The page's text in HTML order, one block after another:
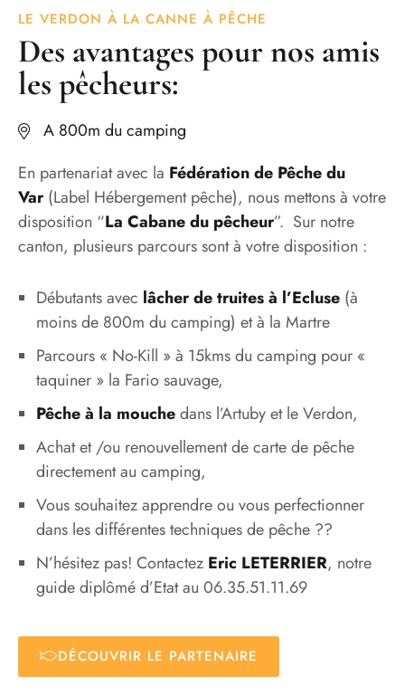
LE VERDON À LA CANNE À PÊCHE
Des avantages pour nos amis
les pêcheurs:
A 800m du camping
En partenariat avec la Fédération de Pêche du
Var(Label Hébergement pêche), nous mettons à votre
disposition “La Cabane du pêcheur”. Sur notre
canton, plusieurs parcours sont à votre disposition :
Débutants avec lâcher de truites à l’Ecluse(à
moins de 800m du camping) et à la Martre
Parcours « No-Kill » à 15kms du camping pour «
taquiner » la Fario sauvage,
Pêche à la mouchedans l’Artuby et le Verdon,
Achat et /ou renouvellement de carte de pêche
directement au camping,
Vous souhaitez apprendre ou vous perfectionner
dans les différentes techniques de pêche ??
N’hésitez pas! Contactez Eric LETERRIER, notre
guide diplômé d’Etat au 06.35.51.11.69
DÉCOUVRIR LE PARTENAIRE